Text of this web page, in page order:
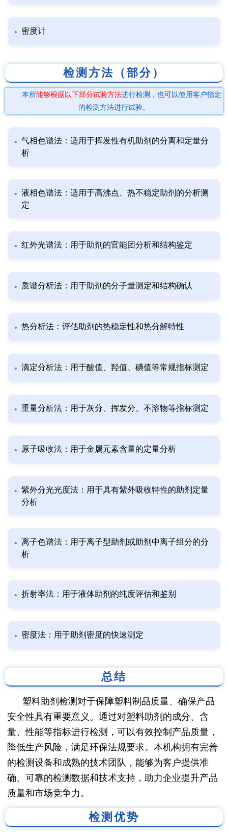
密度计
检测方法（部分）
本所能够根据以下部分试验方法进行检测，也可以使用客户指定
的检测方法进行试验。
气相色谱法：适用于挥发性有机助剂的分离和定量分
析
液相色谱法：适用于高沸点、热不稳定助剂的分析测
定
红外光谱法：用于助剂的官能团分析和结构鉴定
质谱分析法：用于助剂的分子量测定和结构确认
热分析法：评估助剂的热稳定性和热分解特性
滴定分析法：用于酸值、羟值、碘值等常规指标测定
重量分析法：用于灰分、挥发分、不溶物等指标测定
原子吸收法：用于金属元素含量的定量分析
紫外分光光度法：用于具有紫外吸收特性的助剂定量
分析
离子色谱法：用于离子型助剂或助剂中离子组分的分
析
折射率法：用于液体助剂的纯度评估和鉴别
密度法：用于助剂密度的快速测定
总结
塑料助剂检测对于保障塑料制品质量、确保产品
安全性具有重要意义。通过对塑料助剂的成分、含
量、性能等指标进行检测，可以有效控制产品质量，
降低生产风险，满足环保法规要求。本机构拥有完善
的检测设备和成熟的技术团队，能够为客户提供准
确、可靠的检测数据和技术支持，助力企业提升产品
质量和市场竞争力。
检测优势